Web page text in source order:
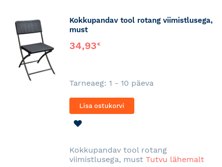
Kokkupandav tool rotang viimistlusega,
must
34,93€
Tarneaeg: 1 - 10 päeva
Lisa ostukorvi
Kokkupandav tool rotang
viimistlusega, must Tutvu lähemalt